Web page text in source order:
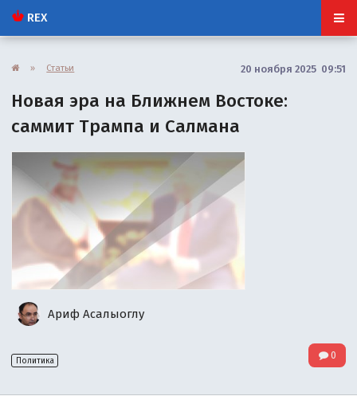
REX
» Статьи 20 ноября 2025 09:51
Новая эра на Ближнем Востоке:
саммит Трампа и Салмана
Ариф Асалыоглу
Политика 0